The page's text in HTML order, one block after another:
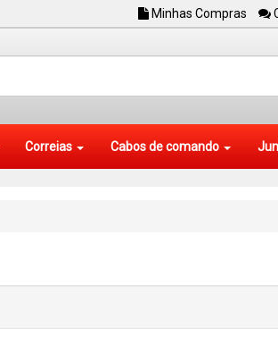
Minhas Compras
Correias Cabos de comando